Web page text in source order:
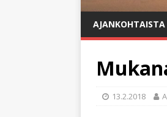
AJANKOHTAISTA
13.2.2018